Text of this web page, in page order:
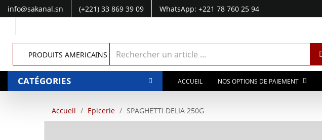
info@sakanal.sn (+221) 33 869 39 09
WhatsApp: +221 78 760 25 94
PRODUITS AMERICAINS
CATÉGORIES ACCUEIL NOS OPTIONS DE PAIEMENT
Accueil Epicerie SPAGHETTI DELIA 250G